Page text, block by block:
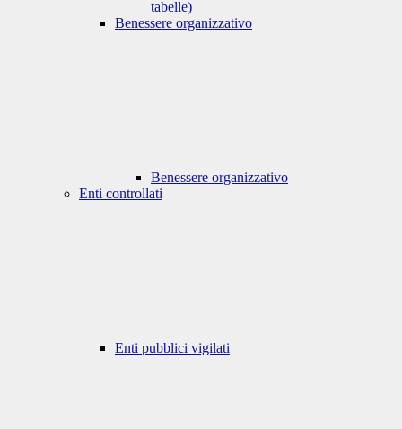
tabelle)
Benessere organizzativo
Benessere organizzativo
Enti controllati
Enti pubblici vigilati